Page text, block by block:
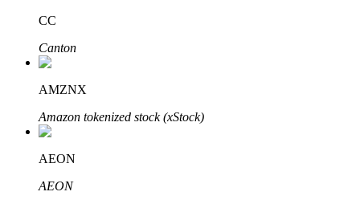
การแนะนำ
เชิญเพื่อนเพื่อรับรางวัลเงินสด
CC
Canton
AMZNX
Amazon tokenized stock (xStock)
AEON
AEON